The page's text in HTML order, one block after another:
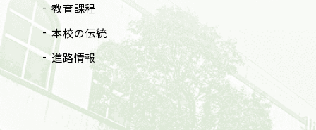
教育課程
本校の伝統
進路情報